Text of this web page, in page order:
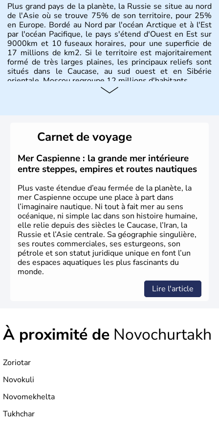
Plus grand pays de la planète, la Russie se situe au nord
de l'Asie où se trouve 75% de son territoire, pour 25%
en Europe. Bordé au Nord par l'océan Arctique et à l'Est
par l'océan Pacifique, le pays s'étend d'Ouest en Est sur
9000km et 10 fuseaux horaires, pour une superficie de
17 millions de km2. Si le territoire est majoritairement
formé de très larges plaines, les principaux reliefs sont
situés dans le Caucase, au sud ouest et en Sibérie
orientale. Moscou regroupe 12 millions d'habitants.
Carnet de voyage
Mer Caspienne : la grande mer intérieure
entre steppes, empires et routes nautiques
Plus vaste étendue d’eau fermée de la planète, la
mer Caspienne occupe une place à part dans
l’imaginaire nautique. Ni tout à fait mer au sens
océanique, ni simple lac dans son histoire humaine,
elle relie depuis des siècles le Caucase, l’Iran, la
Russie et l’Asie centrale. Sa géographie singulière,
ses routes commerciales, ses esturgeons, son
pétrole et son statut juridique unique en font l’un
des espaces aquatiques les plus fascinants du
monde.
Lire l'article
À proximité de Novochurtakh
Zoriotar
Novokuli
Novomekhelta
Tukhchar